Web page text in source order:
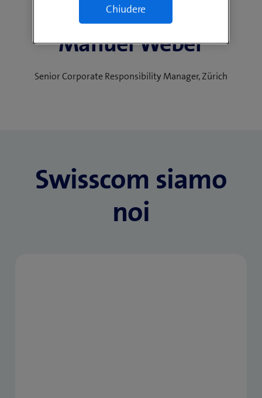
Manuel Weber
Senior Corporate Responsibility Manager, Zürich
Swisscom siamo
noi
Chiudere